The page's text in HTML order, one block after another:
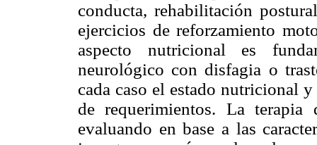
conducta, rehabilitación
ejercicios de reforzamiento
aspecto nutricional es
neurológico con disfagia o
cada caso el estado nutricional
de requerimientos. La
evaluando en base a las